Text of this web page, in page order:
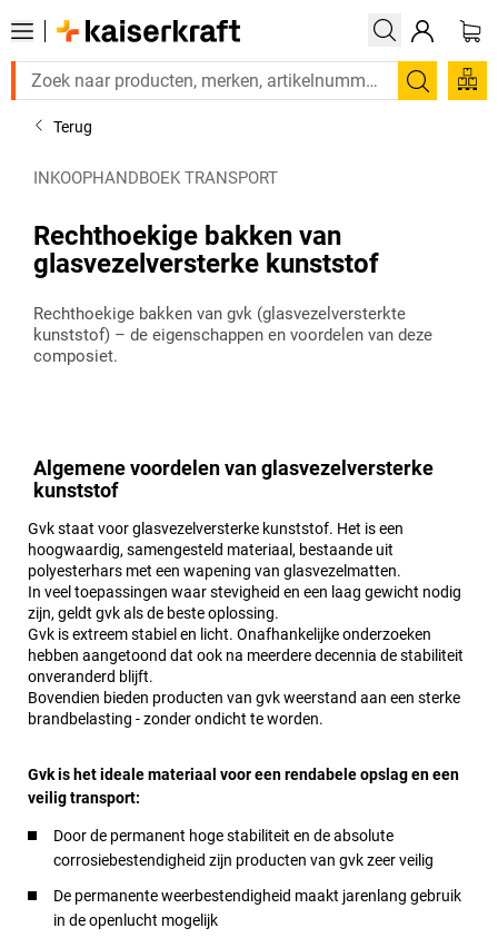
Zoeken
Terug
INKOOPHANDBOEK TRANSPORT
Rechthoekige bakken van
glasvezelversterke kunststof
Rechthoekige bakken van gvk (glasvezelversterkte
kunststof) – de eigenschappen en voordelen van deze
composiet.
Algemene voordelen van glasvezelversterke
kunststof
Gvk staat voor glasvezelversterke kunststof. Het is een
hoogwaardig, samengesteld materiaal, bestaande uit
polyesterhars met een wapening van glasvezelmatten.
In veel toepassingen waar stevigheid en een laag gewicht nodig
zijn, geldt gvk als de beste oplossing.
Gvk is extreem stabiel en licht. Onafhankelijke onderzoeken
hebben aangetoond dat ook na meerdere decennia de stabiliteit
onveranderd blijft.
Bovendien bieden producten van gvk weerstand aan een sterke
brandbelasting - zonder ondicht te worden.
Gvk is het ideale materiaal voor een rendabele opslag en een
veilig transport:
Door de permanent hoge stabiliteit en de absolute
corrosiebestendigheid zijn producten van gvk zeer veilig
De permanente weerbestendigheid maakt jarenlang gebruik
in de openlucht mogelijk